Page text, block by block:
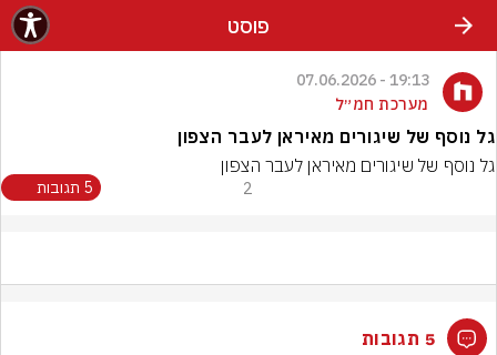
פוסט
19:13 - 07.06.2026
מערכת חמ״ל
גל נוסף של שיגורים מאיראן לעבר הצפון
גל נוסף של שיגורים מאיראן לעבר הצפון
2 5 תגובות
5 תגובות